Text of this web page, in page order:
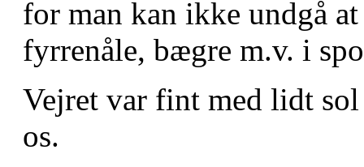
for man kan ikke undgå
fyrrenåle, bægre m.v. i
Vejret var fint med lidt
os.